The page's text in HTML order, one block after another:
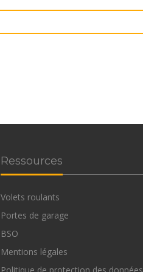
Ressources
Volets roulants
Portes de garage
BSO
Mentions légales